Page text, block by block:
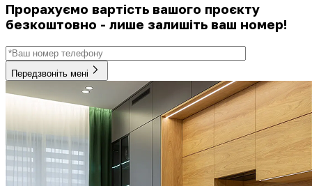
Прорахуємо вартість вашого проєкту
безкоштовно - лише залишіть ваш номер!
Передзвоніть мені